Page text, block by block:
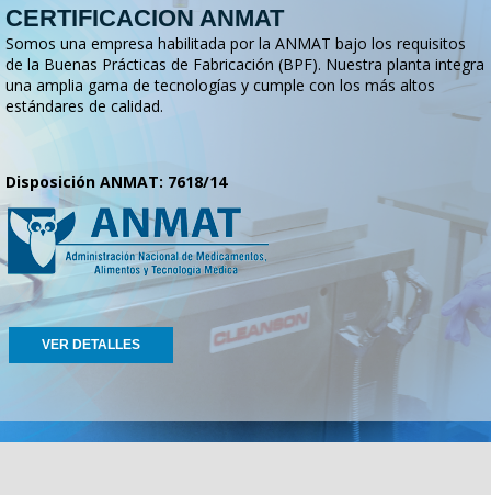
CERTIFICACION ANMAT
Somos una empresa habilitada por la ANMAT bajo los requisitos
de la Buenas Prácticas de Fabricación (BPF). Nuestra planta integra
una amplia gama de tecnologías y cumple con los más altos
estándares de calidad.
Disposición ANMAT: 7618/14
VER DETALLES